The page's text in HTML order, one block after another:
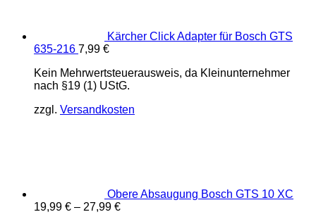
Kärcher Click Adapter für Bosch GTS
635-216 7,99 €
Kein Mehrwertsteuerausweis, da Kleinunternehmer
nach §19 (1) UStG.
zzgl. Versandkosten
Obere Absaugung Bosch GTS 10 XC
19,99 € – 27,99 €